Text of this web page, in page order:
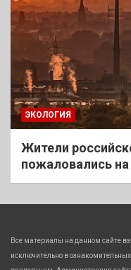
ЭКОЛОГИЯ
Жители
пожаловались
Все материалы на данном сайте
исключительно в